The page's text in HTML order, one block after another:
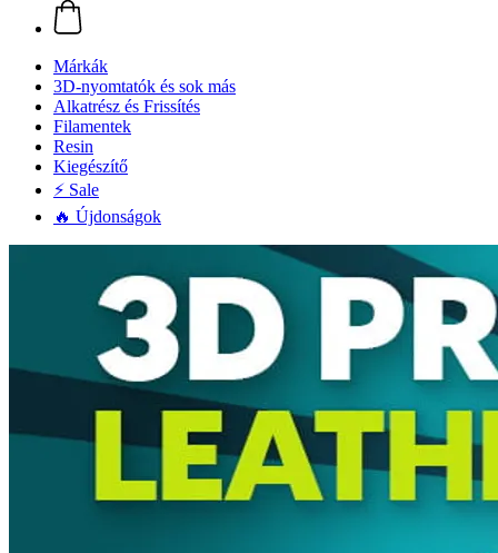
Márkák
3D-nyomtatók és sok más
Alkatrész és Frissítés
Filamentek
Resin
Kiegészítő
⚡ Sale
🔥 Újdonságok